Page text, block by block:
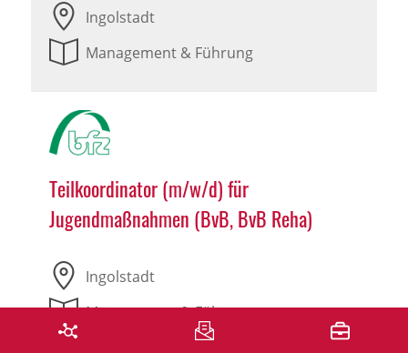
Ingolstadt
Management & Führung
Teilkoordinator (m/w/d) für
Jugendmaßnahmen (BvB, BvB Reha)
Ingolstadt
Management & Führung